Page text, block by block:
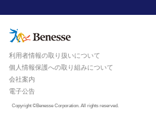
Copyright ©Benesse Corporation. All rights reserved.
利用者情報の取り扱いについて
個人情報保護への取り組みについて
会社案内
電子公告